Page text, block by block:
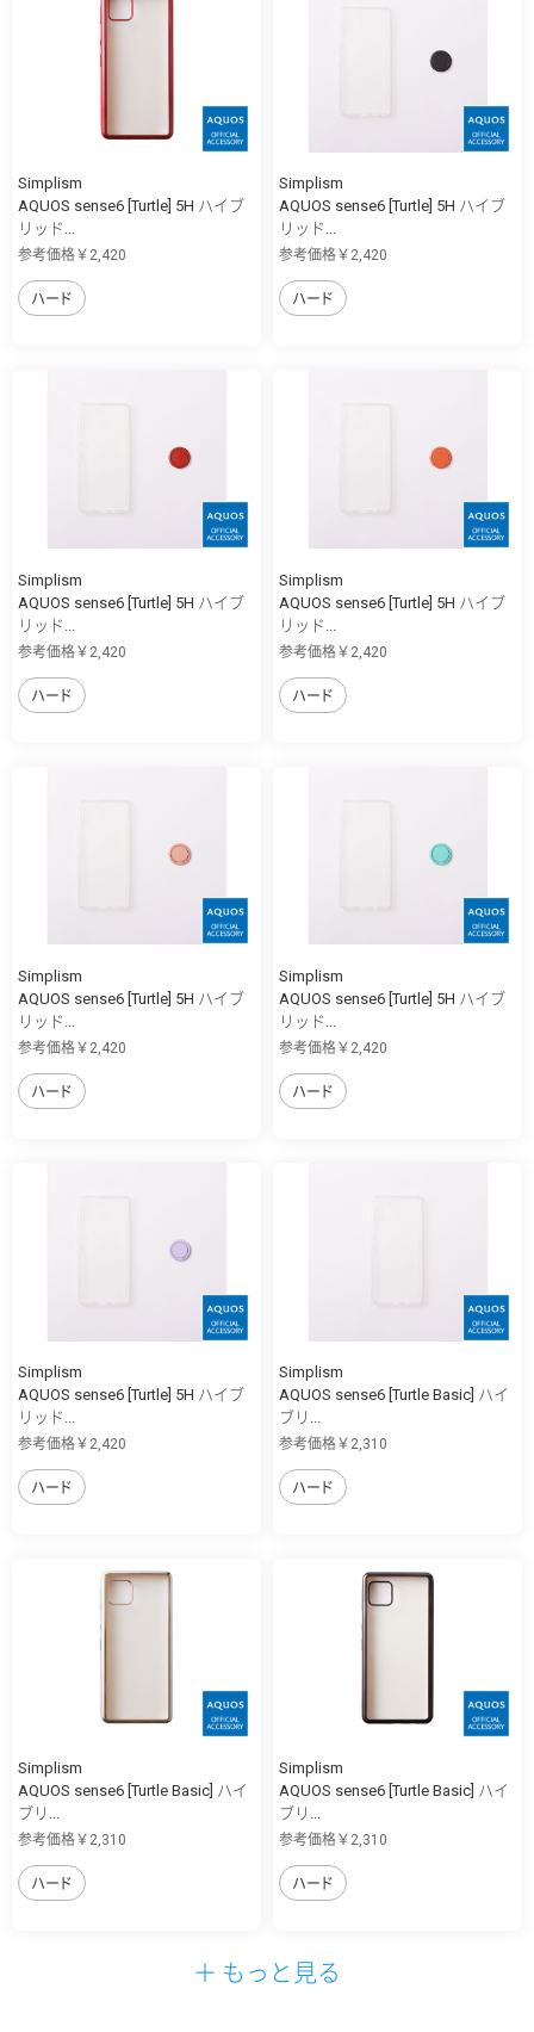
Simplism
AQUOS sense6 [Turtle] 5H ハイブ
リッド...
参考価格￥2,420
ハード
Simplism
AQUOS sense6 [Turtle] 5H ハイブ
リッド...
参考価格￥2,420
ハード
Simplism
AQUOS sense6 [Turtle] 5H ハイブ
リッド...
参考価格￥2,420
ハード
Simplism
AQUOS sense6 [Turtle] 5H ハイブ
リッド...
参考価格￥2,420
ハード
Simplism
AQUOS sense6 [Turtle] 5H ハイブ
リッド...
参考価格￥2,420
ハード
Simplism
AQUOS sense6 [Turtle] 5H ハイブ
リッド...
参考価格￥2,420
ハード
Simplism
AQUOS sense6 [Turtle] 5H ハイブ
リッド...
参考価格￥2,420
ハード
Simplism
AQUOS sense6 [Turtle Basic] ハイ
ブリ...
参考価格￥2,310
ハード
Simplism
AQUOS sense6 [Turtle Basic] ハイ
ブリ...
参考価格￥2,310
ハード
Simplism
AQUOS sense6 [Turtle Basic] ハイ
ブリ...
参考価格￥2,310
ハード
＋ もっと見る